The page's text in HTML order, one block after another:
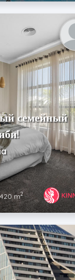
семейный
m2